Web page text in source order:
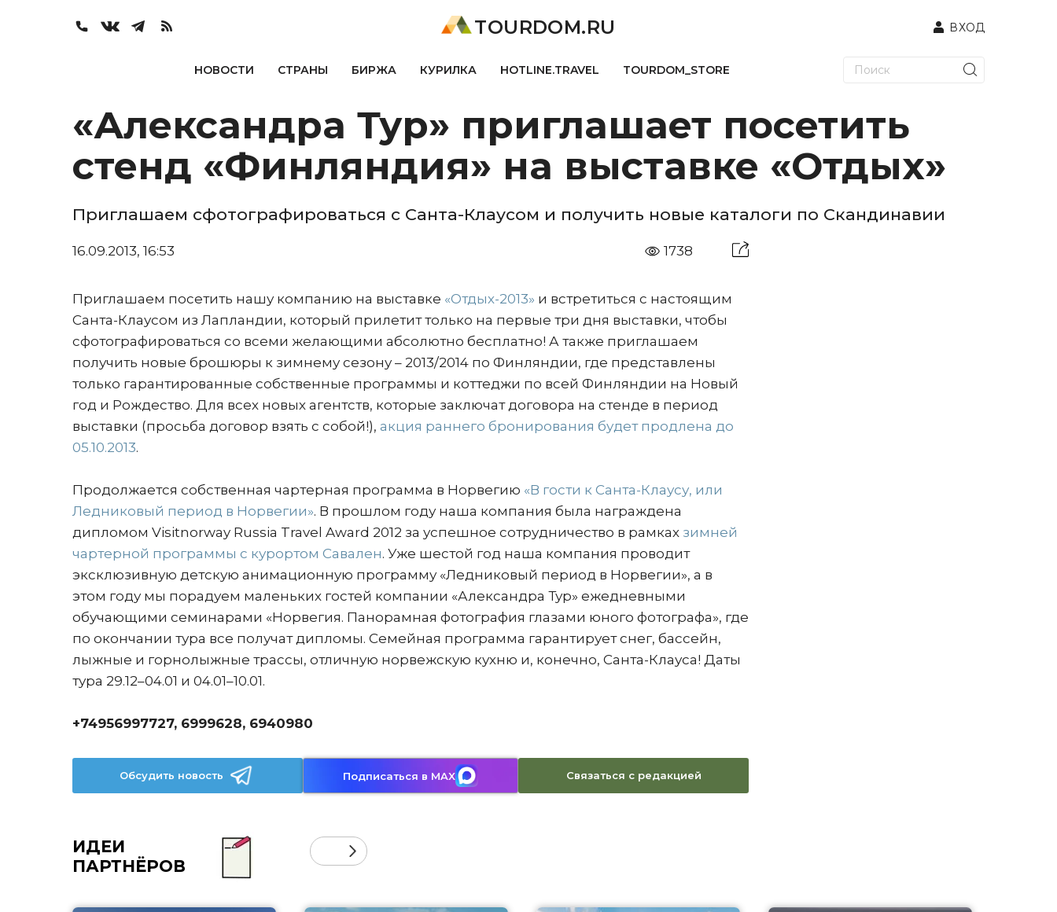
TOURDOM.RU ВХОД
НОВОСТИ СТРАНЫ БИРЖА КУРИЛКА HOTLINE.TRAVEL TOURDOM_STORE
«Александра Тур» приглашает посетить
стенд «Финляндия» на выставке «Отдых»
Приглашаем сфотографироваться с Санта-Клаусом и получить новые каталоги по Скандинавии
16.09.2013, 16:53 1738
Приглашаем посетить нашу компанию на выставке «Отдых-2013» и встретиться с настоящим
Санта-Клаусом из Лапландии, который прилетит только на первые три дня выставки, чтобы
сфотографироваться со всеми желающими абсолютно бесплатно! А также приглашаем
получить новые брошюры к зимнему сезону – 2013/2014 по Финляндии, где представлены
только гарантированные собственные программы и коттеджи по всей Финляндии на Новый
год и Рождество. Для всех новых агентств, которые заключат договора на стенде в период
выставки (просьба договор взять с собой!), акция раннего бронирования будет продлена до
05.10.2013.
Продолжается собственная чартерная программа в Норвегию «В гости к Санта-Клаусу, или
Ледниковый период в Норвегии». В прошлом году наша компания была награждена
дипломом Visitnorway Russia Travel Award 2012 за успешное сотрудничество в рамках зимней
чартерной программы с курортом Савален. Уже шестой год наша компания проводит
эксклюзивную детскую анимационную программу «Ледниковый период в Норвегии», а в
этом году мы порадуем маленьких гостей компании «Александра Тур» ежедневными
обучающими семинарами «Норвегия. Панорамная фотография глазами юного фотографа», где
по окончании тура все получат дипломы. Семейная программа гарантирует снег, бассейн,
лыжные и горнолыжные трассы, отличную норвежскую кухню и, конечно, Санта-Клауса! Даты
тура 29.12–04.01 и 04.01–10.01.
+74956997727, 6999628, 6940980
Обсудить новость Подписаться в MAX Связаться с редакцией
ИДЕИ
ПАРТНЁРОВ